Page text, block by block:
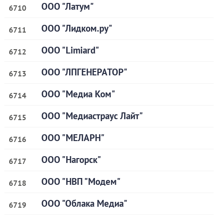
6710 ООО "Латум"
6711 ООО "Лидком.ру"
6712 ООО "Limiard"
6713 ООО "ЛПГЕНЕРАТОР"
6714 ООО "Медиа Ком"
6715 ООО "Медиастраус Лайт"
6716 ООО "МЕЛАРН"
6717 ООО "Нагорск"
6718 ООО "НВП "Модем"
6719 ООО "Облака Медиа"